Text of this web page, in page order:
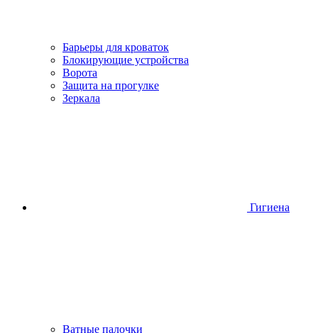
Барьеры для кроваток
Блокирующие устройства
Ворота
Защита на прогулке
Зеркала
Гигиена
Ватные палочки